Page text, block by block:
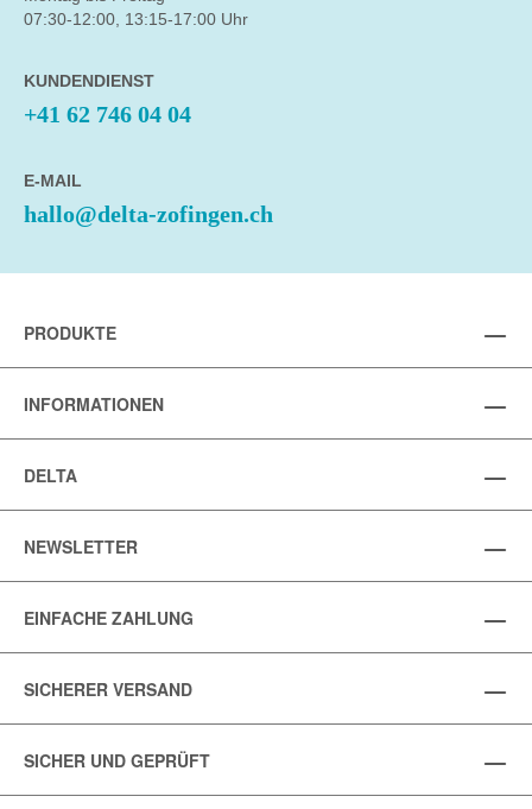
07:30-12:00, 13:15-17:00 Uhr
KUNDENDIENST
+41 62 746 04 04
E-MAIL
hallo@delta-zofingen.ch
PRODUKTE
INFORMATIONEN
DELTA
NEWSLETTER
EINFACHE ZAHLUNG
SICHERER VERSAND
SICHER UND GEPRÜFT